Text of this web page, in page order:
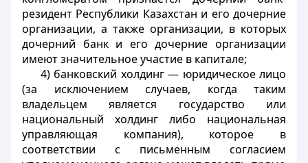
резидент Республики Казахстан и его дочерние
организации, а также организации, в которых
дочерний банк и его дочерние организации
имеют значительное участие в капитале;
4) банковский холдинг — юридическое лицо
(за исключением случаев, когда таким
владельцем является государство или
национальный холдинг либо национальная
управляющая компания), которое в
соответствии с письменным согласием